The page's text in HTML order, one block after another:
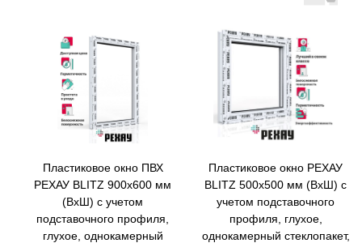
Пластиковое окно ПВХ
РЕХАУ BLITZ 900х600 мм
(ВхШ) с учетом
подставочного профиля,
глухое, однокамерный
Пластиковое окно РЕХАУ
BLITZ 500х500 мм (ВхШ) с
учетом подставочного
профиля, глухое,
однокамерный стеклопакет,